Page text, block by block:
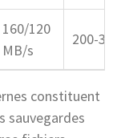
160/120
MB/s
200-
constituent
sauvegardes